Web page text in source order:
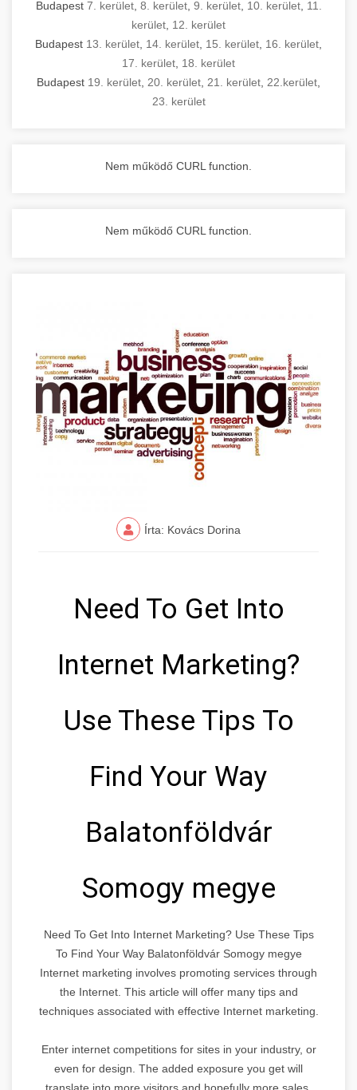
Budapest 7. kerület, 8. kerület, 9. kerület, 10. kerület, 11.
kerület 12. kerület
Budapest 13. kerület 14. kerület 15. kerület 16. kerület
17. kerület 18. kerület
Budapest 19. kerület 20. kerület 21. kerület 22.kerület
23. kerület
Nem működő CURL function.
Nem működő CURL function.
Írta: Kovács Dorina
Need To Get Into
Internet Marketing?
Use These Tips To
Find Your Way
Balatonföldvár
Somogy megye
Need To Get Into Internet Marketing? Use These Tips
To Find Your Way Balatonföldvár Somogy megye
Internet marketing involves promoting services through
the Internet. This article will offer many tips and
techniques associated with effective Internet marketing.
Enter internet competitions for sites in your industry, or
even for design. The added exposure you get will
translate into more visitors and hopefully more sales.